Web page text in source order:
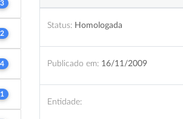
3
2
4
1
Status: Homologada
Publicado em: 16/11/2009
Entidade: